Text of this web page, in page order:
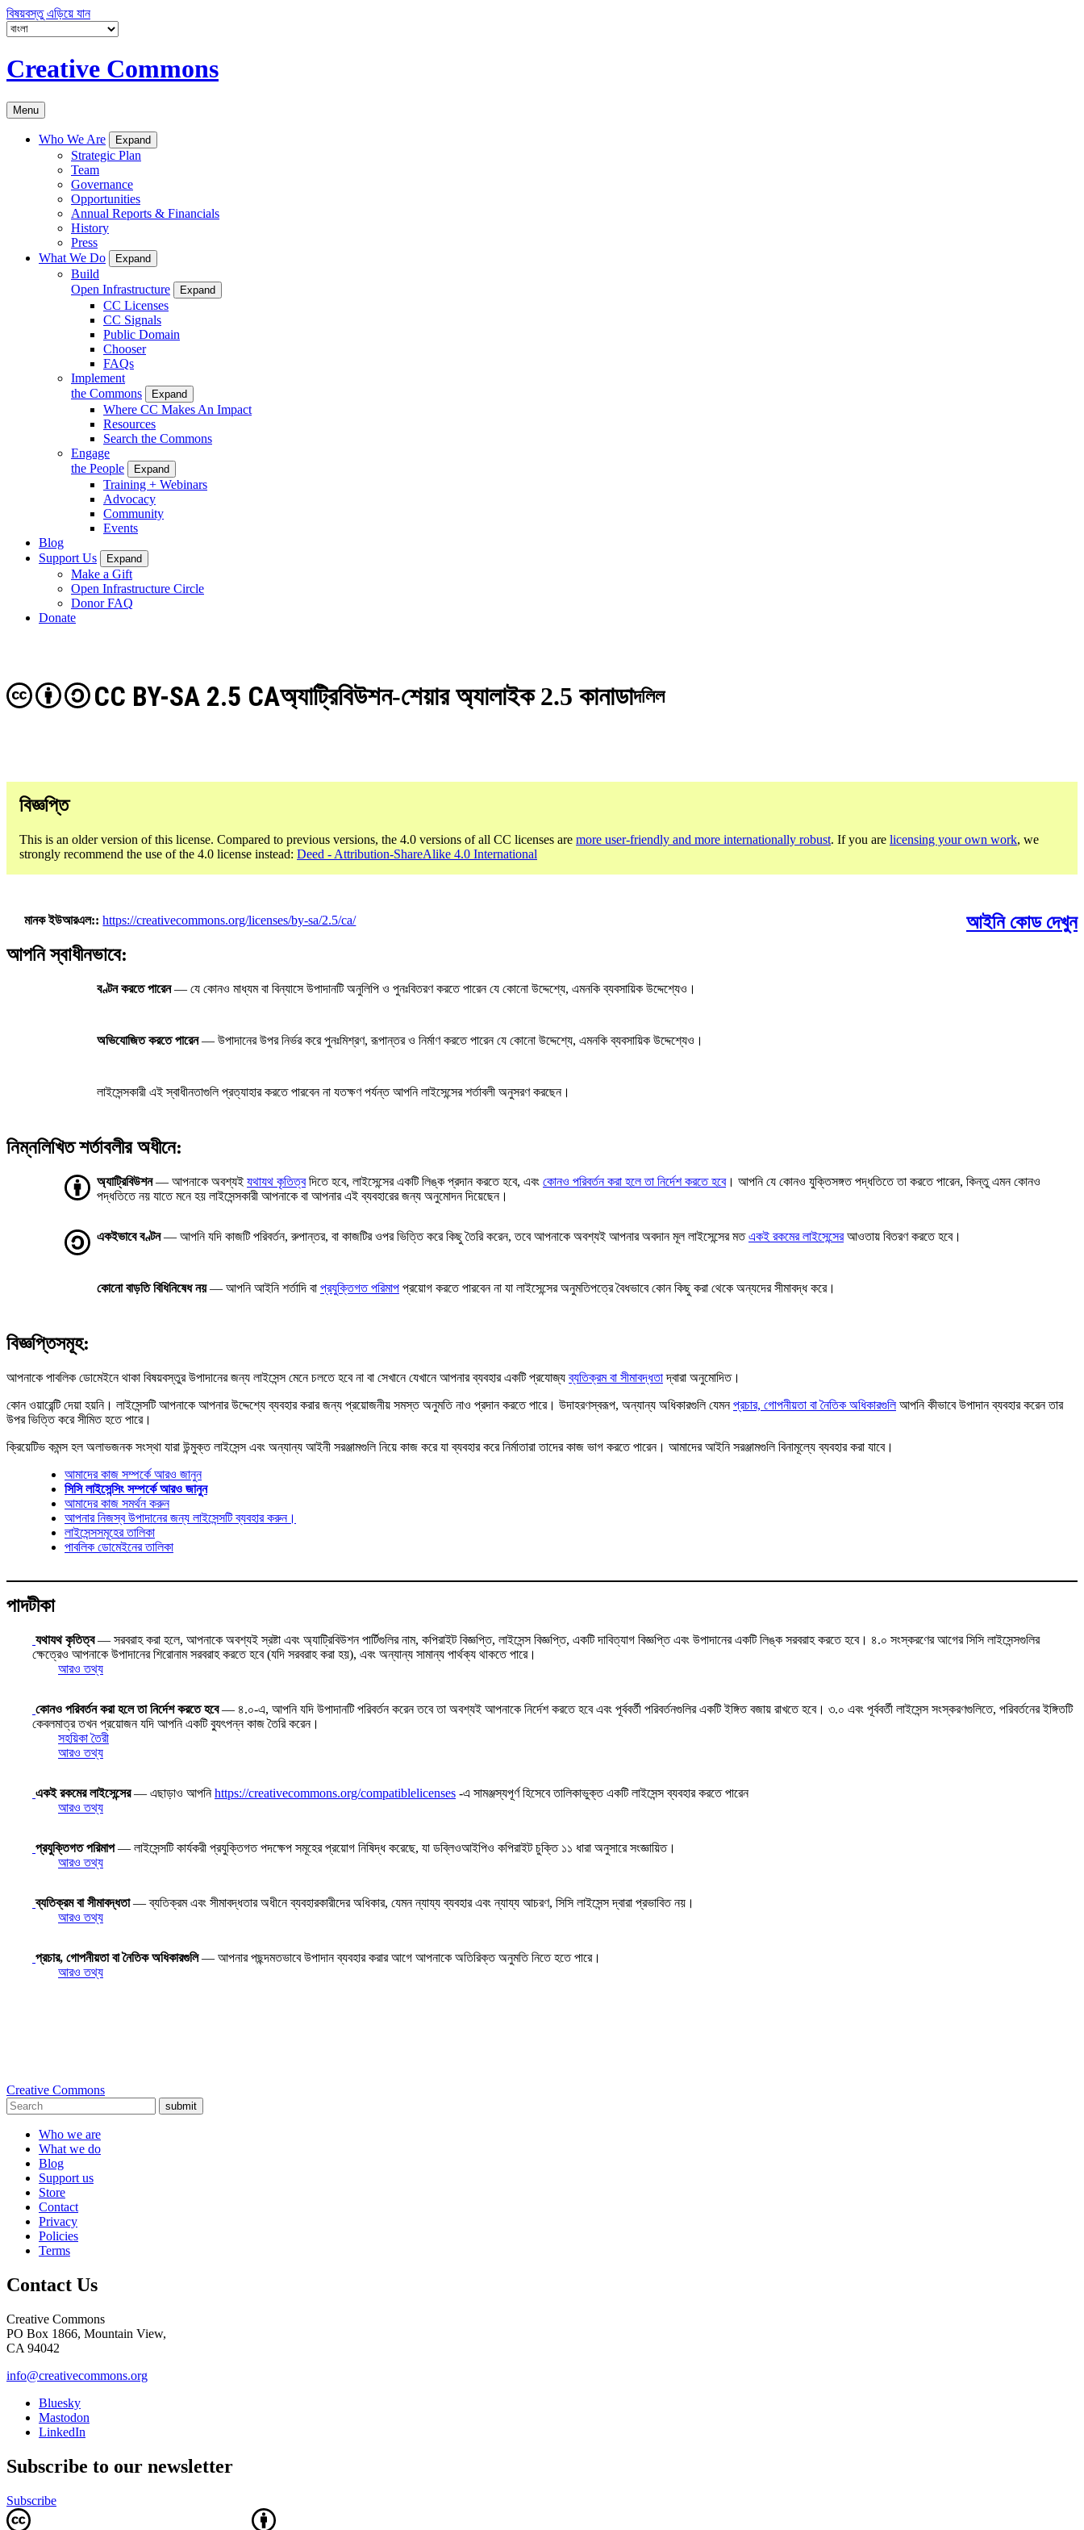
বিষয়বস্তু এড়িয়ে যান
Creative Commons
Menu
Who We Are Expand
Strategic Plan
Team
Governance
Opportunities
Annual Reports & Financials
History
Press
What We Do
Expand
Build
Open Infrastructure
Expand
CC Licenses
CC Signals
Public Domain
Chooser
FAQs
Implement
the Commons
Expand
Where CC Makes An Impact
Resources
Search the Commons
Engage
the People
Expand
Training + Webinars
Advocacy
Community
Events
Blog
Support Us
Expand
Make a Gift
Open Infrastructure Circle
Donor FAQ
Donate
অ্যাট্রিবিউশন-শেয়ার অ্যালাইক 2.5 কানাডা
CC BY-SA 2.5 CA দলিল
বিজ্ঞপ্তি
This is an older version of this license. Compared to previous versions, the 4.0 versions of all CC licenses are more user-friendly and more internationally robust. If you are licensing your own work, we
strongly recommend the use of the 4.0 license instead: Deed - Attribution-ShareAlike 4.0 International
মানক ইউআরএল: https://creativecommons.org/licenses/by-sa/2.5/ca/
আইনি কোড দেখুন
আপনি স্বাধীনভাবে:
বণ্টন করতে পারেন— যে কোনও মাধ্যম বা বিন্যাসে উপাদানটি অনুলিপি ও পুনঃবিতরণ করতে পারেন যে কোনো উদ্দেশ্যে, এমনকি ব্যবসায়িক উদ্দেশ্যেও।
অভিযোজিত করতে পারেন— উপাদানের উপর নির্ভর করে পুনঃমিশ্রণ, রূপান্তর ও নির্মাণ করতে পারেন যে কোনো উদ্দেশ্যে, এমনকি ব্যবসায়িক উদ্দেশ্যেও।
লাইসেন্সকারী এই স্বাধীনতাগুলি প্রত্যাহার করতে পারবেন না যতক্ষণ পর্যন্ত আপনি লাইসেন্সের শর্তাবলী অনুসরণ করছেন।
নিম্নলিখিত শর্তাবলীর অধীনে:
অ্যাট্রিবিউশন— আপনাকে অবশ্যই যথাযথ কৃতিত্বদিতে হবে, লাইসেন্সের একটি লিঙ্ক প্রদান করতে হবে, এবং কোনও পরিবর্তন করা হলে তা নির্দেশ করতে হবে। আপনি যে কোনও যুক্তিসঙ্গত পদ্ধতিতে তা করতে পারেন, কিন্তু এমন কোনও
পদ্ধতিতে নয় যাতে মনে হয় লাইসেন্সকারী আপনাকে বা আপনার এই ব্যবহারের জন্য অনুমোদন দিয়েছেন।
একইভাবে বণ্টন— আপনি যদি কাজটি পরিবর্তন, রুপান্তর, বা কাজটির ওপর ভিত্তি করে কিছু তৈরি করেন, তবে আপনাকে অবশ্যই আপনার অবদান মূল লাইসেন্সের মতএকই রকমের লাইসেন্সেরআওতায় বিতরণ করতে হবে।
কোনো বাড়তি বিধিনিষেধ নয়— আপনি আইনি শর্তাদি বা প্রযুক্তিগত পরিমাপ প্রয়োগ করতে পারবেন না যা লাইসেন্সের অনুমতিপত্রে বৈধভাবে কোন কিছু করা থেকে অন্যদের সীমাবদ্ধ করে।
বিজ্ঞপ্তিসমূহ:
আপনাকে পাবলিক ডোমেইনে থাকা বিষয়বস্তুর উপাদানের জন্য লাইসেন্স মেনে চলতে হবে না বা সেখানে যেখানে আপনার ব্যবহার একটি প্রযোজ্যব্যতিক্রম বা সীমাবদ্ধতাদ্বারা অনুমোদিত।
কোন ওয়ারেন্টি দেয়া হয়নি। লাইসেন্সটি আপনাকে আপনার উদ্দেশ্যে ব্যবহার করার জন্য প্রয়োজনীয় সমস্ত অনুমতি নাও প্রদান করতে পারে। উদাহরণস্বরূপ, অন্যান্য অধিকারগুলি যেমনপ্রচার, গোপনীয়তা বা নৈতিক অধিকারগুলিআপনি কীভাবে উপাদান ব্যবহার করেন তার
উপর ভিত্তি করে সীমিত হতে পারে।
ক্রিয়েটিভ কমন্স হল অলাভজনক সংস্থা যারা উন্মুক্ত লাইসেন্স এবং অন্যান্য আইনী সরঞ্জামগুলি নিয়ে কাজ করে যা ব্যবহার করে নির্মাতারা তাদের কাজ ভাগ করতে পারেন। আমাদের আইনি সরঞ্জামগুলি বিনামূল্যে ব্যবহার করা যাবে।
আমাদের কাজ সম্পর্কে আরও জানুন
সিসি লাইসেন্সিং সম্পর্কে আরও জানুন
আমাদের কাজ সমর্থন করুন
আপনার নিজস্ব উপাদানের জন্য লাইসেন্সটি ব্যবহার করুন।
লাইসেন্সসমূহের তালিকা
পাবলিক ডোমেইনের তালিকা
পাদটীকা
যথাযথ কৃতিত্ব— সরবরাহ করা হলে, আপনাকে অবশ্যই স্রষ্টা এবং অ্যাট্রিবিউশন পার্টিগুলির নাম, কপিরাইট বিজ্ঞপ্তি, লাইসেন্স বিজ্ঞপ্তি, একটি দাবিত্যাগ বিজ্ঞপ্তি এবং উপাদানের একটি লিঙ্ক সরবরাহ করতে হবে। ৪.০ সংস্করণের আগের সিসি লাইসেন্সগুলির
ক্ষেত্রেও আপনাকে উপাদানের শিরোনাম সরবরাহ করতে হবে (যদি সরবরাহ করা হয়), এবং অন্যান্য সামান্য পার্থক্য থাকতে পারে।
আরও তথ্য
কোনও পরিবর্তন করা হলে তা নির্দেশ করতে হবে— ৪.০-এ, আপনি যদি উপাদানটি পরিবর্তন করেন তবে তা অবশ্যই আপনাকে নির্দেশ করতে হবে এবং পূর্ববর্তী পরিবর্তনগুলির একটি ইঙ্গিত বজায় রাখতে হবে। ৩.০ এবং পূর্ববর্তী লাইসেন্স সংস্করণগুলিতে, পরিবর্তনের ইঙ্গিতটি
কেবলমাত্র তখন প্রয়োজন যদি আপনি একটি ব্যুৎপন্ন কাজ তৈরি করেন।
সহয়িকা তৈরী
আরও তথ্য
একই রকমের লাইসেন্সের— এছাড়াও আপনিhttps://creativecommons.org/compatiblelicenses -এ সামঞ্জস্যপূর্ণ হিসেবে তালিকাভুক্ত একটি লাইসেন্স ব্যবহার করতে পারেন
আরও তথ্য
প্রযুক্তিগত পরিমাপ— লাইসেন্সটি কার্যকরী প্রযুক্তিগত পদক্ষেপ সমূহের প্রয়োগ নিষিদ্ধ করেছে, যা ডব্লিওআইপিও কপিরাইট চুক্তি ১১ ধারা অনুসারে সংজ্ঞায়িত।
আরও তথ্য
ব্যতিক্রম বা সীমাবদ্ধতা— ব্যতিক্রম এবং সীমাবদ্ধতার অধীনে ব্যবহারকারীদের অধিকার, যেমন ন্যায্য ব্যবহার এবং ন্যায্য আচরণ, সিসি লাইসেন্স দ্বারা প্রভাবিত নয়।
আরও তথ্য
প্রচার, গোপনীয়তা বা নৈতিক অধিকারগুলি— আপনার পছন্দমতভাবে উপাদান ব্যবহার করার আগে আপনাকে অতিরিক্ত অনুমতি নিতে হতে পারে।
আরও তথ্য
Creative Commons
submit
Who we are
What we do
Blog
Support us
Store
Contact
Privacy
Policies
Terms
Contact Us
Creative Commons
PO Box 1866, Mountain View,
CA 94042
info@creativecommons.org
Bluesky
Mastodon
LinkedIn
Subscribe to our newsletter
Subscribe